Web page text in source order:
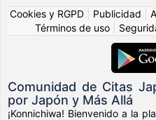
Cookies y RGPD
Publicidad
Términos de uso
Comunidad de Citas
por Japón y Más Allá
¡Konnichiwa! Bienvenido a la